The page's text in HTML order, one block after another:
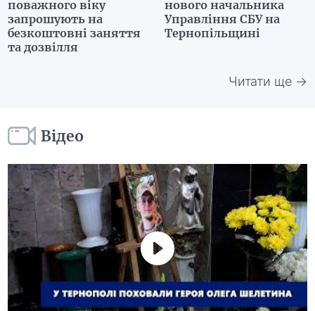
поважного віку
запрошують на
безкоштовні заняття
та дозвілля
нового начальника
Управління СБУ на
Тернопільщині
Читати ще →
Відео